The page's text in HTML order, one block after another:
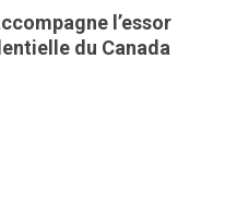
l’essor
du Canada